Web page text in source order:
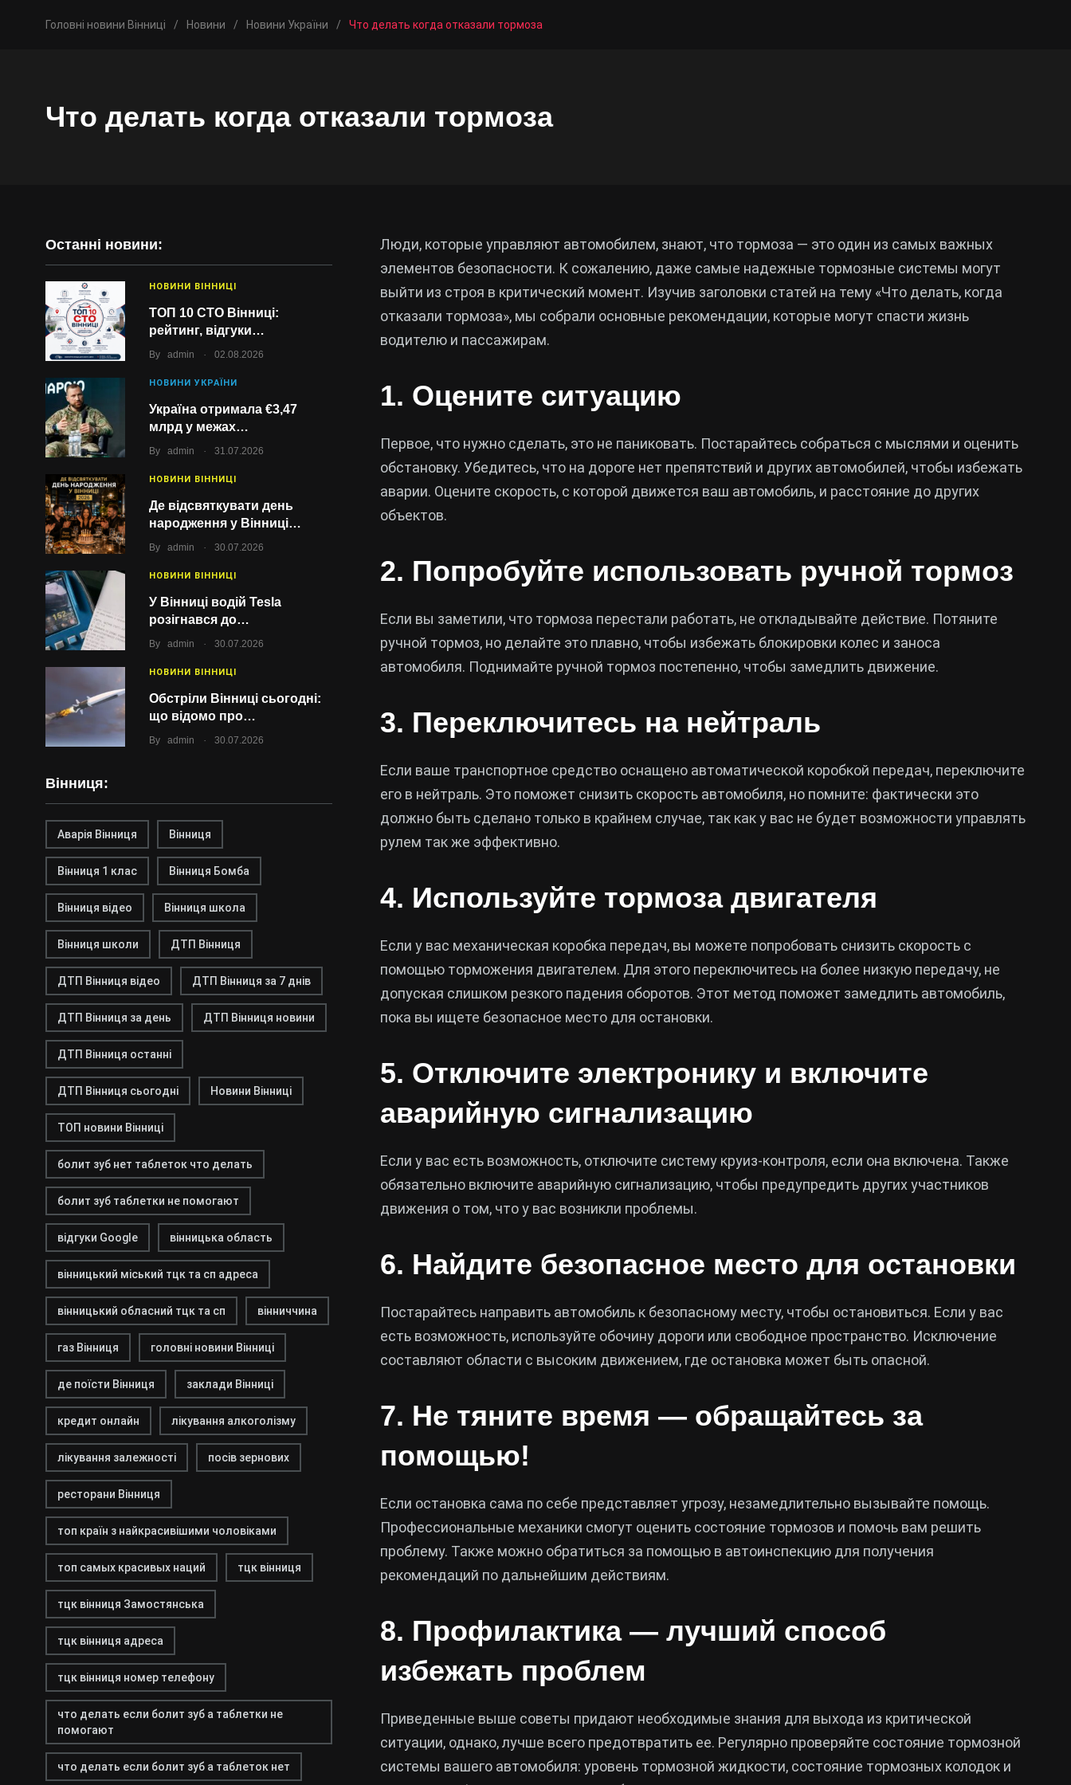
Головні новини Вінниці / Новини / Новини України / Что делать когда отказали тормоза
Что делать когда отказали тормоза
Останні новини:
НОВИНИ ВІННИЦІ
ТОП 10 СТО Вінниці:
рейтинг, відгуки…
By admin . 02.08.2026
НОВИНИ УКРАЇНИ
Україна отримала €3,47
млрд у межах…
By admin . 31.07.2026
НОВИНИ ВІННИЦІ
Де відсвяткувати день
народження у Вінниці…
By admin . 30.07.2026
НОВИНИ ВІННИЦІ
У Вінниці водій Tesla
розігнався до…
By admin . 30.07.2026
НОВИНИ ВІННИЦІ
Обстріли Вінниці сьогодні:
що відомо про…
By admin . 30.07.2026
Вінниця:
Аварія Вінниця Вінниця
Вінниця 1 клас Вінниця Бомба
Вінниця відео Вінниця школа
Вінниця школи ДТП Вінниця
ДТП Вінниця відео ДТП Вінниця за 7 днів
ДТП Вінниця за день ДТП Вінниця новини
ДТП Вінниця останні
ДТП Вінниця сьогодні Новини Вінниці
ТОП новини Вінниці
болит зуб нет таблеток что делать
болит зуб таблетки не помогают
відгуки Google вінницька область
вінницький міський тцк та сп адреса
вінницький обласний тцк та сп вінниччина
газ Вінниця головні новини Вінниці
де поїсти Вінниця заклади Вінниці
кредит онлайн лікування алкоголізму
лікування залежності посів зернових
ресторани Вінниця
топ країн з найкрасивішими чоловіками
топ самых красивых наций тцк вінниця
тцк вінниця Замостянська
тцк вінниця адреса
тцк вінниця номер телефону
что делать если болит зуб а таблетки не
помогают
что делать если болит зуб а таблеток нет
Люди, которые управляют автомобилем, знают, что тормоза — это один из самых важных
элементов безопасности. К сожалению, даже самые надежные тормозные системы могут
выйти из строя в критический момент. Изучив заголовки статей на тему «Что делать, когда
отказали тормоза», мы собрали основные рекомендации, которые могут спасти жизнь
водителю и пассажирам.
1. Оцените ситуацию
Первое, что нужно сделать, это не паниковать. Постарайтесь собраться с мыслями и оценить
обстановку. Убедитесь, что на дороге нет препятствий и других автомобилей, чтобы избежать
аварии. Оцените скорость, с которой движется ваш автомобиль, и расстояние до других
объектов.
2. Попробуйте использовать ручной тормоз
Если вы заметили, что тормоза перестали работать, не откладывайте действие. Потяните
ручной тормоз, но делайте это плавно, чтобы избежать блокировки колес и заноса
автомобиля. Поднимайте ручной тормоз постепенно, чтобы замедлить движение.
3. Переключитесь на нейтраль
Если ваше транспортное средство оснащено автоматической коробкой передач, переключите
его в нейтраль. Это поможет снизить скорость автомобиля, но помните: фактически это
должно быть сделано только в крайнем случае, так как у вас не будет возможности управлять
рулем так же эффективно.
4. Используйте тормоза двигателя
Если у вас механическая коробка передач, вы можете попробовать снизить скорость с
помощью торможения двигателем. Для этого переключитесь на более низкую передачу, не
допуская слишком резкого падения оборотов. Этот метод поможет замедлить автомобиль,
пока вы ищете безопасное место для остановки.
5. Отключите электронику и включите
аварийную сигнализацию
Если у вас есть возможность, отключите систему круиз-контроля, если она включена. Также
обязательно включите аварийную сигнализацию, чтобы предупредить других участников
движения о том, что у вас возникли проблемы.
6. Найдите безопасное место для остановки
Постарайтесь направить автомобиль к безопасному месту, чтобы остановиться. Если у вас
есть возможность, используйте обочину дороги или свободное пространство. Исключение
составляют области с высоким движением, где остановка может быть опасной.
7. Не тяните время — обращайтесь за
помощью!
Если остановка сама по себе представляет угрозу, незамедлительно вызывайте помощь.
Профессиональные механики смогут оценить состояние тормозов и помочь вам решить
проблему. Также можно обратиться за помощью в автоинспекцию для получения
рекомендаций по дальнейшим действиям.
8. Профилактика — лучший способ
избежать проблем
Приведенные выше советы придают необходимые знания для выхода из критической
ситуации, однако, лучше всего предотвратить ее. Регулярно проверяйте состояние тормозной
системы вашего автомобиля: уровень тормозной жидкости, состояние тормозных колодок и